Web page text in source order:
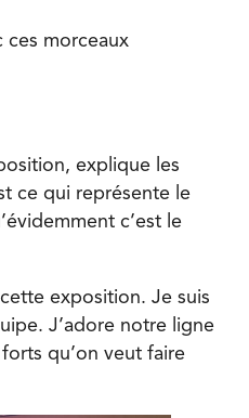
ces morceaux
explique les
ce qui représente le
c’est le
exposition. Je suis
J’adore notre ligne
qu’on veut faire